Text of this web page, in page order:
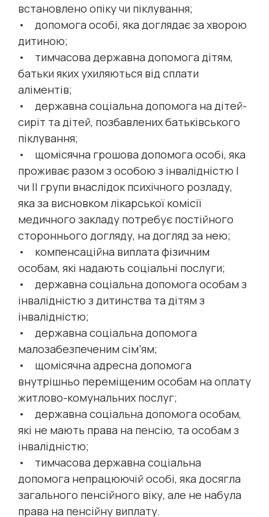
встановлено опіку чи піклування;
• допомога особі, яка доглядає за хворою
дитиною;
• тимчасова державна допомога дітям,
батьки яких ухиляються від сплати
аліментів;
• державна соціальна допомога на дітей-
сиріт та дітей, позбавлених батьківського
піклування;
• щомісячна грошова допомога особі, яка
проживає разом з особою з інвалідністю І
чи ІІ групи внаслідок психічного розладу,
яка за висновком лікарської комісії
медичного закладу потребує постійного
стороннього догляду, на догляд за нею;
• компенсаційна виплата фізичним
особам, які надають соціальні послуги;
• державна соціальна допомога особам з
інвалідністю з дитинства та дітям з
інвалідністю;
• державна соціальна допомога
малозабезпеченим сім’ям;
• щомісячна адресна допомога
внутрішньо переміщеним особам на оплату
житлово-комунальних послуг;
• державна соціальна допомога особам,
які не мають права на пенсію, та особам з
інвалідністю;
• тимчасова державна соціальна
допомога непрацюючій особі, яка досягла
загального пенсійного віку, але не набула
права на пенсійну виплату.